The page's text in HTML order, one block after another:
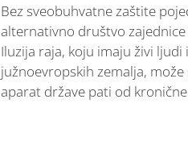
Bez sveobuhvatne zaštite
alternativno društvo
Iluzija raja, koju imaju živi
južnoevropskih zemalja,
aparat države pati od